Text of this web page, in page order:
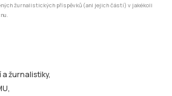
žurnalistických příspěvků (ani jejich částí) v jakékoli
žurnalistiky,